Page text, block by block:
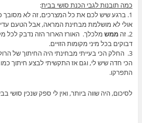
כמה תובנות לגבי הכנת סושי בבית:
1. ברגע שיש לכם את כל המצרכים, זה לא מסובך
אולי לא מושלמת מבחינת המראה, אבל הטעם
2. זה
ממשמלכלך. האורז הארור הזה נדבק לכל
דבוקים בכל מיני מקומות הזויים.
3. החלק הכי בעייתי מבחינתי היה החיתוך של
הכי חדה שיש לי, וגם אז התקשיתי לבצע חיתוך
התפרקו.
לסיכום, היה שווה ביותר, ואין לי ספק שנכין סושי